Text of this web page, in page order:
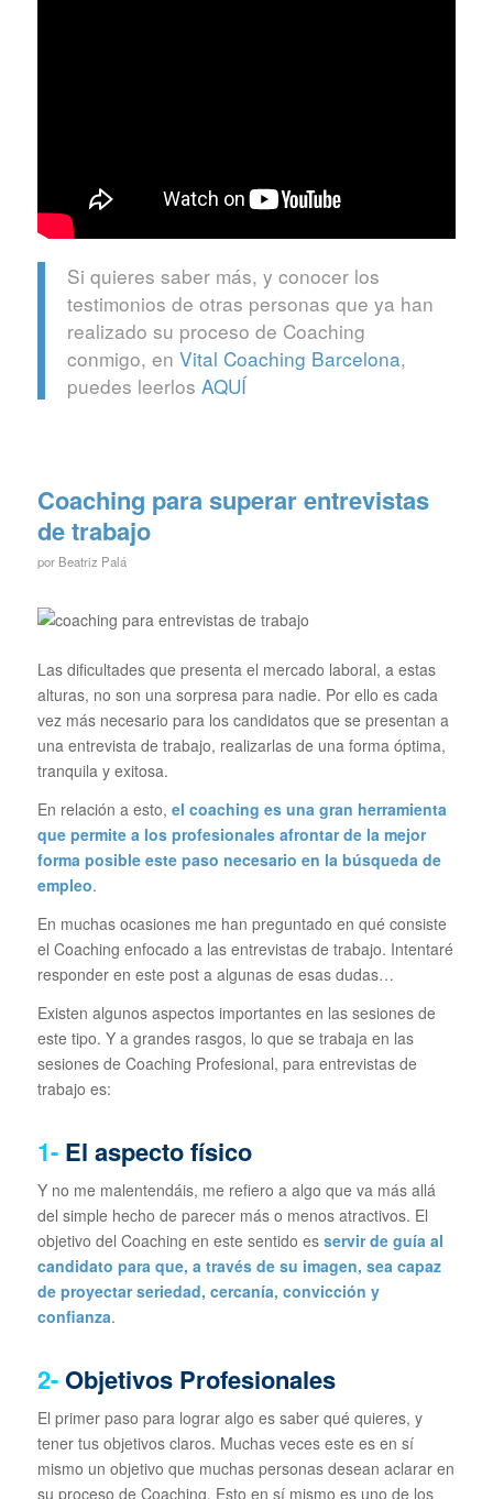
Si quieres saber más, y conocer los
testimonios de otras personas que ya han
realizado su proceso de Coaching
conmigo, en Vital Coaching Barcelona,
puedes leerlos AQUÍ
Coaching para superar entrevistas
de trabajo
por Beatriz Palá
Las dificultades que presenta el mercado laboral, a estas
alturas, no son una sorpresa para nadie. Por ello es cada
vez más necesario para los candidatos que se presentan a
una entrevista de trabajo, realizarlas de una forma óptima,
tranquila y exitosa.
En relación a esto, el coaching es una gran herramienta
que permite a los profesionales afrontar de la mejor
forma posible este paso necesario en la búsqueda de
empleo.
En muchas ocasiones me han preguntado en qué consiste
el Coaching enfocado a las entrevistas de trabajo. Intentaré
responder en este post a algunas de esas dudas…
Existen algunos aspectos importantes en las sesiones de
este tipo. Y a grandes rasgos, lo que se trabaja en las
sesiones de Coaching Profesional, para entrevistas de
trabajo es:
1- El aspecto físico
Y no me malentendáis, me refiero a algo que va más allá
del simple hecho de parecer más o menos atractivos. El
objetivo del Coaching en este sentido es servir de guía al
candidato para que, a través de su imagen, sea capaz
de proyectar seriedad, cercanía, convicción y
confianza.
2- Objetivos Profesionales
El primer paso para lograr algo es saber qué quieres, y
tener tus objetivos claros. Muchas veces este es en sí
mismo un objetivo que muchas personas desean aclarar en
su proceso de Coaching. Esto en sí mismo es uno de los